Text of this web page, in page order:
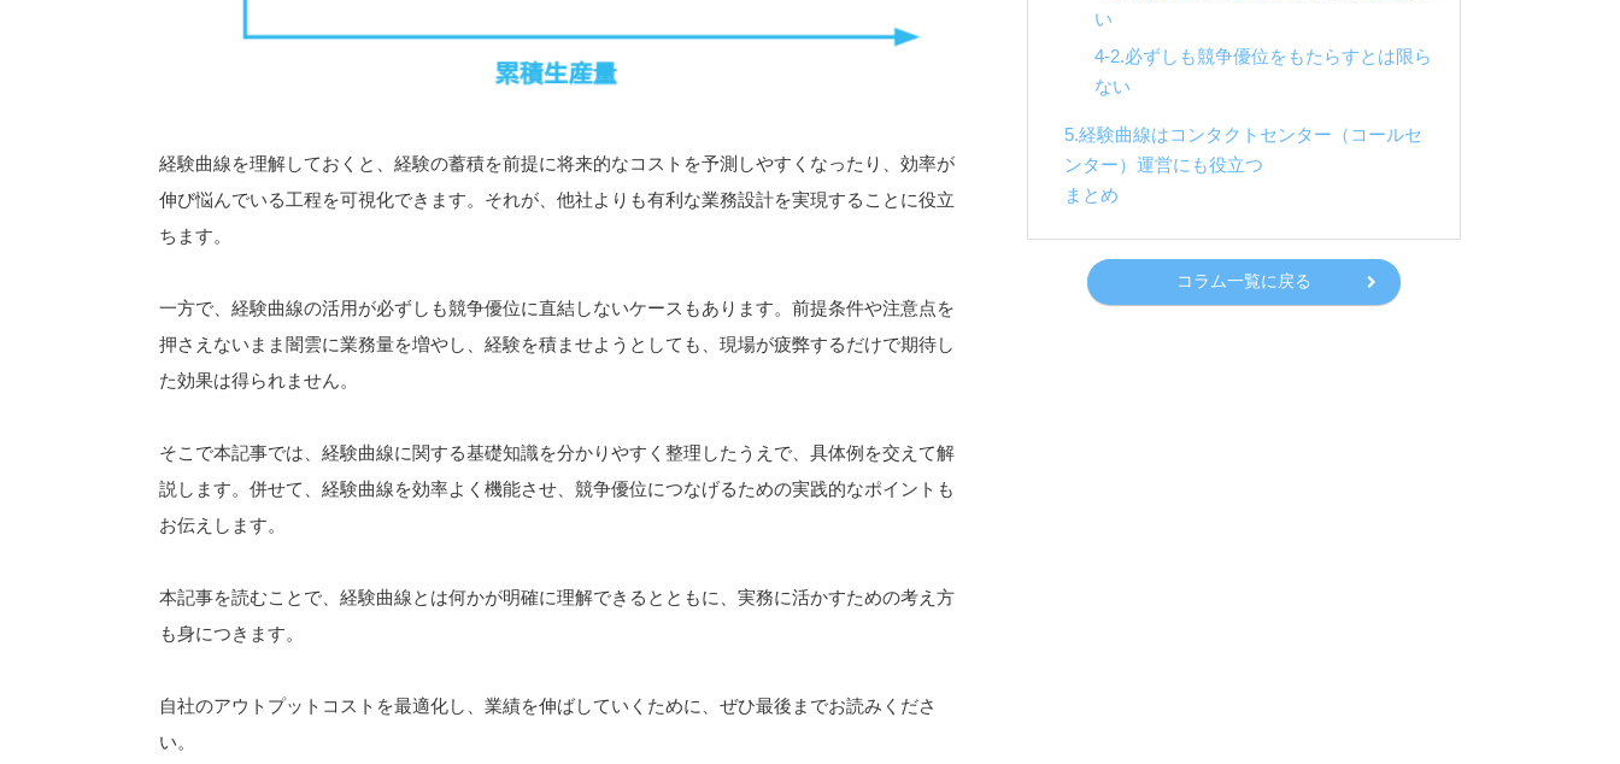
経験曲線を理解しておくと、経験の蓄積を前提に将来的なコストを予測しやすくなったり、効率が
伸び悩んでいる工程を可視化できます。それが、他社よりも有利な業務設計を実現することに役立
ちます。
一方で、経験曲線の活用が必ずしも競争優位に直結しないケースもあります。前提条件や注意点を
押さえないまま闇雲に業務量を増やし、経験を積ませようとしても、現場が疲弊するだけで期待し
た効果は得られません。
そこで本記事では、経験曲線に関する基礎知識を分かりやすく整理したうえで、具体例を交えて解
説します。併せて、経験曲線を効率よく機能させ、競争優位につなげるための実践的なポイントも
お伝えします。
本記事を読むことで、経験曲線とは何かが明確に理解できるとともに、実務に活かすための考え方
も身につきます。
自社のアウトプットコストを最適化し、業績を伸ばしていくために、ぜひ最後までお読みくださ
い。
い
4-2.必ずしも競争優位をもたらすとは限ら
ない
5.経験曲線はコンタクトセンター（コールセ
ンター）運営にも役立つ
まとめ
コラム一覧に戻る